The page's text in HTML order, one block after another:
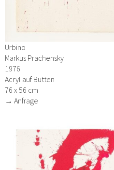
Urbino
Markus Prachensky
1976
Acryl auf Bütten
76 x 56 cm
→ Anfrage